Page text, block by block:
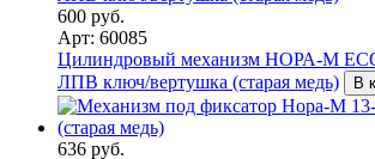
600 руб.
Арт: 60085
Цилиндровый механизм НОРА-М
ЛПВ ключ/вертушка (старая медь)
В
636 руб.